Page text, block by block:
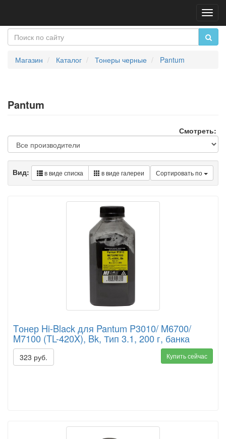
Магазин Каталог Тонеры черные Pantum
Pantum
Смотреть:
Сортировать по
Вид: в виде списка в виде галереи
Tонер Hi-Black для Pantum P3010/ M6700/
M7100 (TL-420X), Bk, Тип 3.1, 200 г, банка
323 руб. Купить сейчас